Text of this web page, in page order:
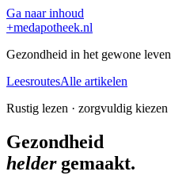
Ga naar inhoud
+medapotheek.nl
Gezondheid in het gewone leven
LeesroutesAlle artikelen
Rustig lezen · zorgvuldig kiezen
Gezondheid
heldergemaakt.